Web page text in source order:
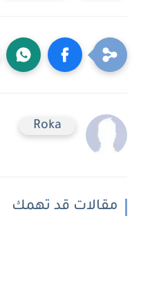
Roka
مقالات قد تهمك